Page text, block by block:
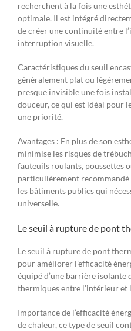
recherchent à la fois une
optimale. Il est intégré
de créer une continuité entre
interruption visuelle.
Caractéristiques du seuil
généralement plat ou
presque invisible une fois
douceur, ce qui est idéal pour
une priorité.
Avantages : En plus de son
minimise les risques de
fauteuils roulants, poussettes
particulièrement recommandé
les bâtiments publics qui
universelle.
Le seuil à rupture de pont
Le seuil à rupture de pont
pour améliorer l’efficacité
équipé d’une barrière isolante
thermiques entre l’intérieur et
Importance de l’efficacité
de chaleur, ce type de seuil